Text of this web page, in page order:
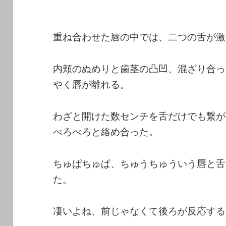
重ね合わせた唇の中では、二つの舌が
内頬のぬめりと歯茎の凸凹、混ざり合
やく唇が離れる。
わざと開けた数センチを舌だけでも繋
べろべろと絡め合った。
ちゅぱちゅぱ、ちゅうちゅういう唇と
た。
凄いよね、前じゃなくて後ろが反応す